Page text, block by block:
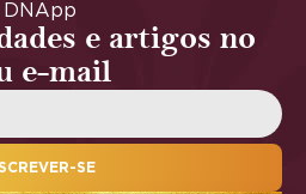
DNApp
e artigos no
e-mail
SE